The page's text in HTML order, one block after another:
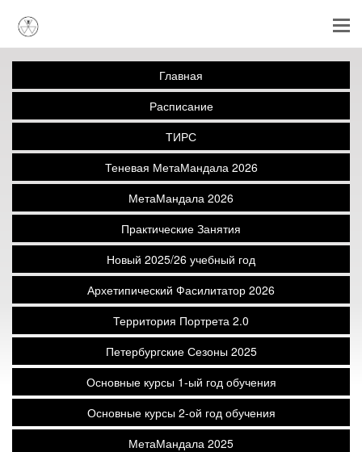
Главная
Расписание
ТИРС
Теневая МетаМандала 2026
МетаМандала 2026
Практические Занятия
Новый 2025/26 учебный год
Архетипический Фасилитатор 2026
Территория Портрета 2.0
Петербургские Сезоны 2025
Основные курсы 1-ый год обучения
Основные курсы 2-ой год обучения
МетаМандала 2025